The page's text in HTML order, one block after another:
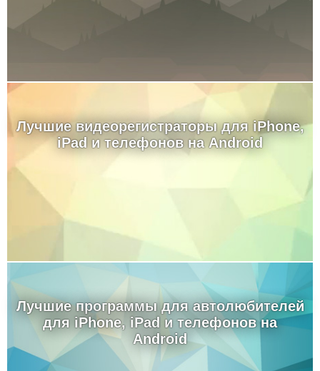
Лучшие видеорегистраторы для iPhone,
iPad и телефонов на Android
Лучшие программы для автолюбителей
для iPhone, iPad и телефонов на
Android